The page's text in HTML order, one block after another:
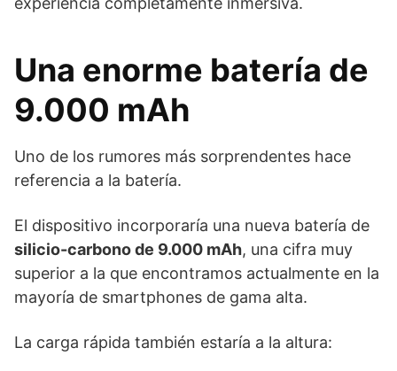
Una enorme batería de
9.000 mAh
Uno de los rumores más sorprendentes hace
referencia a la batería.
El dispositivo incorporaría una nueva batería de
silicio-carbono de 9.000 mAh, una cifra muy
superior a la que encontramos actualmente en la
mayoría de smartphones de gama alta.
La carga rápida también estaría a la altura: